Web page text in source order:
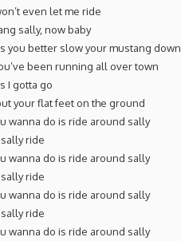
even let me ride
sally, now baby
you better slow your mustang down
been running all over town
I gotta go
your flat feet on the ground
wanna do is ride around sally
ride
wanna do is ride around sally
ride
wanna do is ride around sally
ride
wanna do is ride around sally